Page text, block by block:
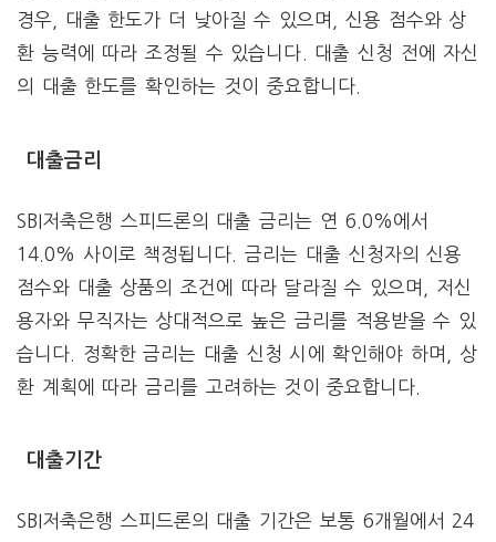
경우, 대출 한도가 더 낮아질 수 있으며, 신용 점수와 상
환 능력에 따라 조정될 수 있습니다. 대출 신청 전에 자신
의 대출 한도를 확인하는 것이 중요합니다.
대출금리
SBI저축은행 스피드론의 대출 금리는 연 6.0%에서
14.0% 사이로 책정됩니다. 금리는 대출 신청자의 신용
점수와 대출 상품의 조건에 따라 달라질 수 있으며, 저신
용자와 무직자는 상대적으로 높은 금리를 적용받을 수 있
습니다. 정확한 금리는 대출 신청 시에 확인해야 하며, 상
환 계획에 따라 금리를 고려하는 것이 중요합니다.
대출기간
SBI저축은행 스피드론의 대출 기간은 보통 6개월에서 24